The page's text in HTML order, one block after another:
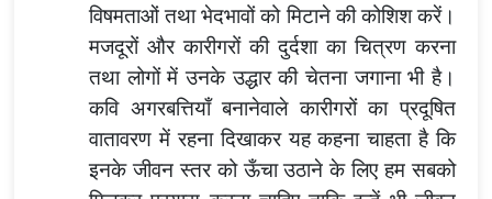
विषमताओं तथा भेदभावों को मिटाने की कोशिश करें।
मजदूरों और कारीगरों की दुर्दशा का चित्रण करना
तथा लोगों में उनके उद्धार की चेतना जगाना भी है।
कवि अगरबत्तियाँ बनानेवाले कारीगरों का प्रदूषित
वातावरण में रहना दिखाकर यह कहना चाहता है कि
इनके जीवन स्तर को ऊँचा उठाने के लिए हम सबको